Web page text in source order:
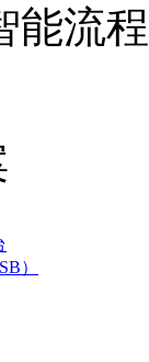
能流
）